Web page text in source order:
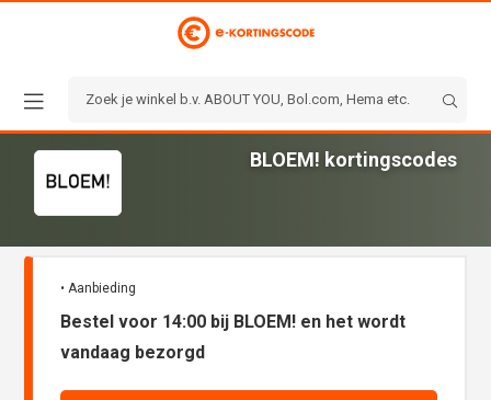
BLOEM! kortingscodes
• Aanbieding
Bestel voor 14:00 bij BLOEM! en het wordt
vandaag bezorgd